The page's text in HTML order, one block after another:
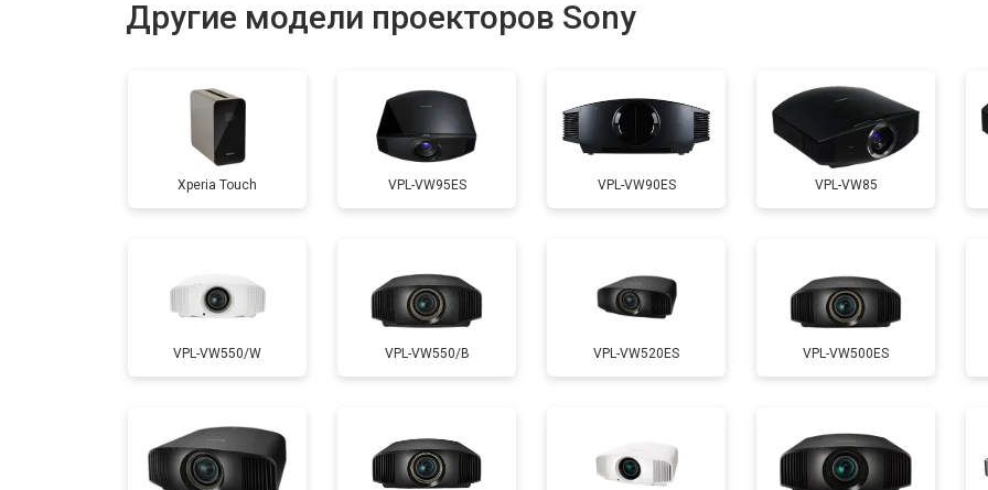
Ремонт блока питания от 70 мин
Замена блока розжига от 50 мин
Другие модели проекторов Sony
Xperia Touch VPL-VW95ES VPL-VW90ES VPL-VW85
VPL-VW550/W VPL-VW550/B VPL-VW520ES VPL-VW500ES